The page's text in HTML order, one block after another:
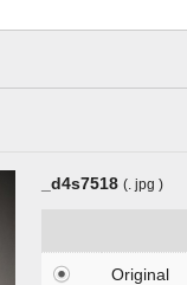
_d4s7518(. jpg )
Original